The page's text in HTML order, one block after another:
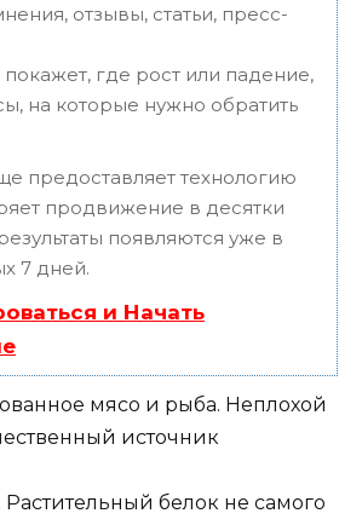
отзывы, статьи, пресс-
где рост или падение,
на которые нужно обратить
предоставляет технологию
продвижение в десятки
появляются уже в
7 дней.
и Начать
мясо и рыба. Неплохой
источник
белок не самого